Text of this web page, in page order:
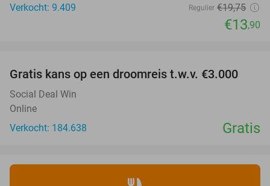
Verkocht: 9.409
Regulier €19,75
€13,90
Gratis kans op een droomreis t.w.v. €3.000
Social Deal Win
Online
Verkocht: 184.638
Gratis